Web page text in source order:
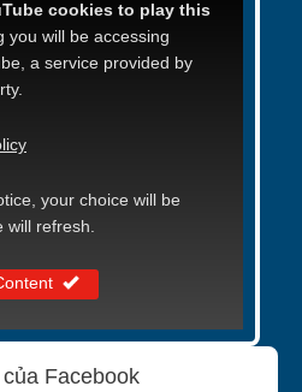
cookies to play this
you will be accessing
a service provided by
your choice will be
will refresh.
Facebook